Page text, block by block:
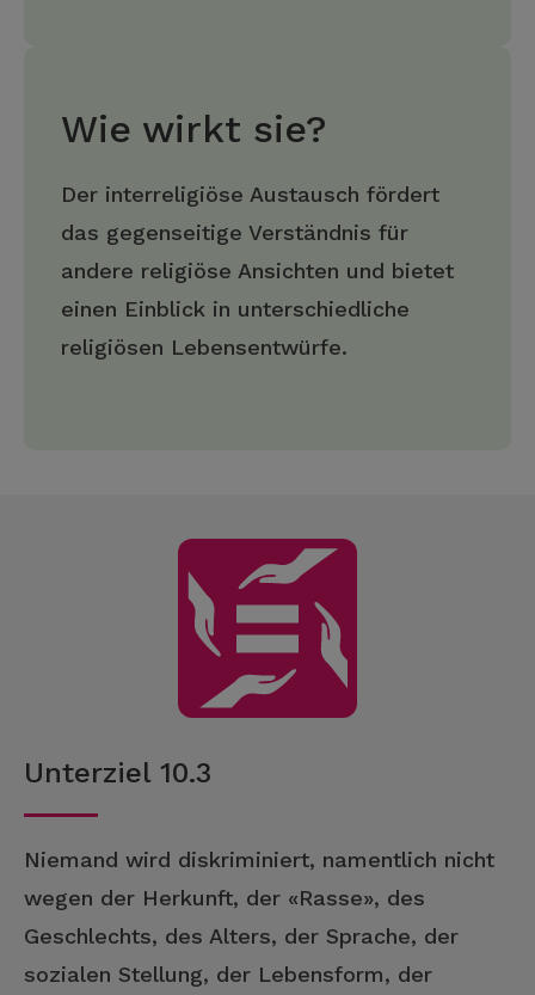
Wie wirkt sie?
Der interreligiöse Austausch fördert
das gegenseitige Verständnis für
andere religiöse Ansichten und bietet
einen Einblick in unterschiedliche
religiösen Lebensentwürfe.
Unterziel 10.3
Niemand wird diskriminiert, namentlich nicht
wegen der Herkunft, der «Rasse», des
Geschlechts, des Alters, der Sprache, der
sozialen Stellung, der Lebensform, der